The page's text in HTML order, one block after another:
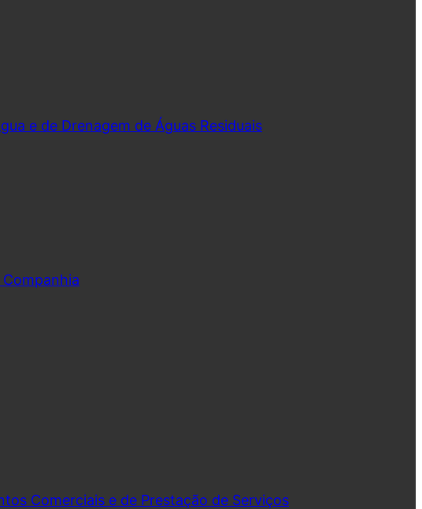
e de Drenagem de Águas Residuais
Comerciais e de Prestação de Serviços